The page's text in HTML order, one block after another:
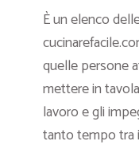
È un elenco
quelle persone
mettere in
lavoro e gli
tanto tempo tra